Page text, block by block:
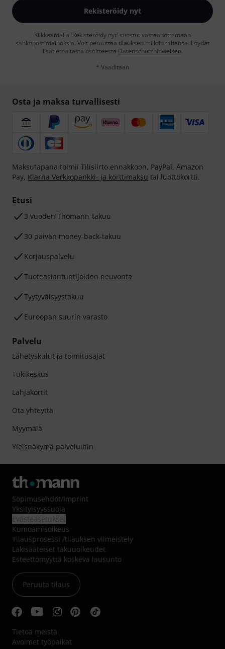
Rekisteröidy nyt
Klikkaamalla 'Rekisteröidy nyt' suostut vastaanottamaan
sähköpostimainoksia. Voit peruuttaa tilauksen milloin tahansa. Löydät
lisätietoa tästä osoitteesta Datenschutzhinweisen.
* Vaaditaan
Osta ja maksa turvallisesti
Maksutapana toimii Tilisiirto ennakkoon, PayPal, Amazon
Pay, Klarna Verkkopankki- ja korttimaksu tai luottokortti.
Etusi
3 vuoden Thomann-takuu
30 päivän money-back-takuu
Korjauspalvelu
Tuoteasiantuntijoiden neuvonta
Tyytyväisyystakuu
Euroopan suurin varasto
Palvelu
Lähetyskulut ja toimitusajat
Tukikeskus
Lahjakortit
Ota yhteyttä
Myymälä
Yleisnäkymä palveluihin
Sopimusehdot/Imprint
Yksityisyyssuoja
Kumoamisoikeus
Tilausprosessi /tilauksen viimeistely
Lakisääteiset takuuoikeudet
Esteettömyyttä koskeva lausunto
Peruuta tilaus
Tietoa meistä
Avoimet työpaikat